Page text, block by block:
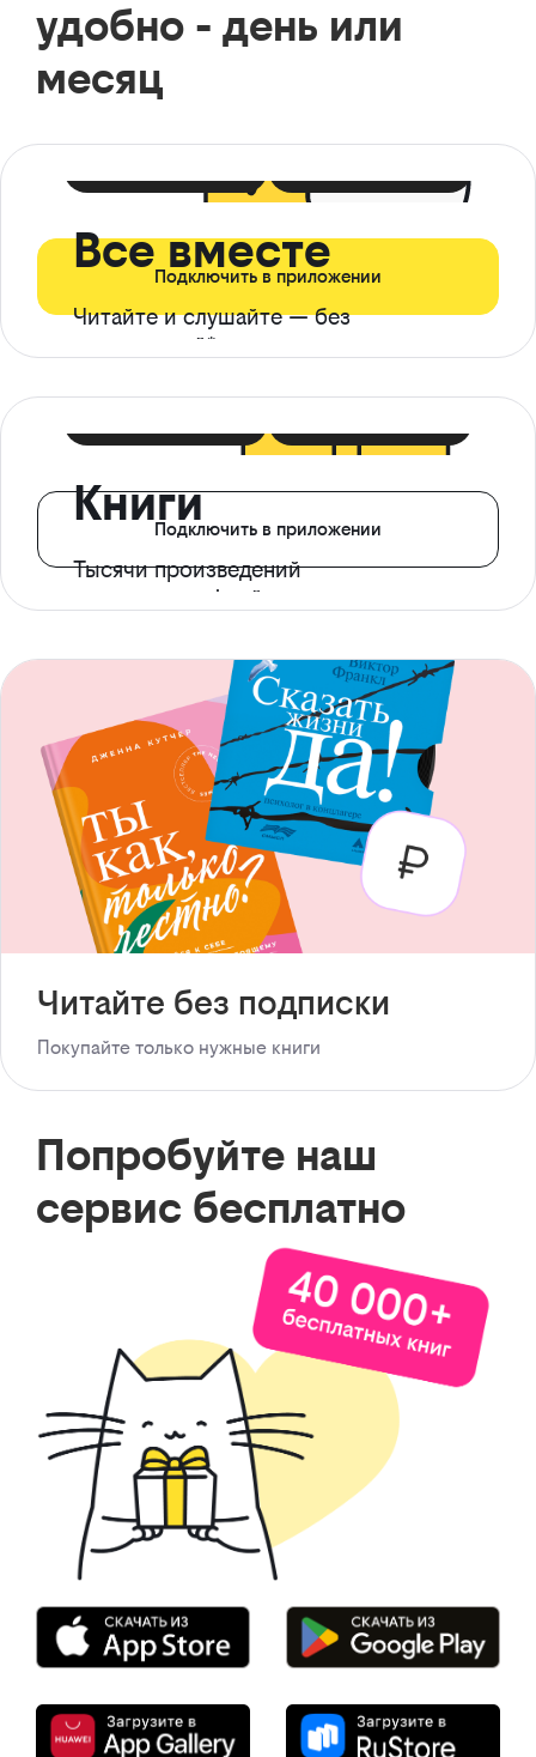
удобно - день или
месяц
Все вместе
Читайте и слушайте — без
ограничений*
Подключить в приложении
Книги
Тысячи произведений
с доступом офлайн
Подключить в приложении
Читайте без подписки
Покупайте только нужные книги
Попробуйте наш
сервис бесплатно